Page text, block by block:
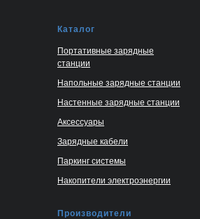
Каталог
Портативные зарядные
станции
Напольные зарядные станции
Настенные зарядные станции
Аксессуары
Зарядные кабели
Паркинг системы
Накопители электроэнергии
Производители